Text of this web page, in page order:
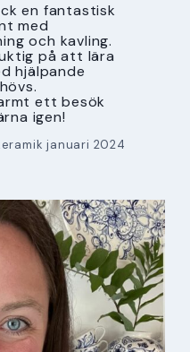
en fantastisk
med
och kavling.
på att lära
hjälpande
ett besök
igen!
januari 2024